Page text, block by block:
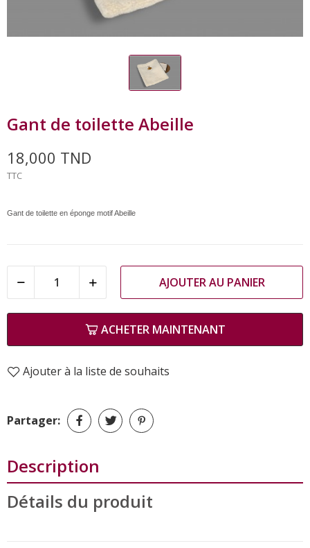
Gant de toilette Abeille
18,000 TND
TTC
Gant de toilette en éponge motif Abeille
AJOUTER AU PANIER
ACHETER MAINTENANT
Ajouter à la liste de souhaits
Partager:
Description
Détails du produit